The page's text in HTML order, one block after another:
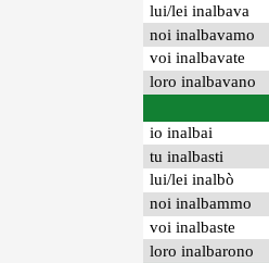
lui/lei inalbava
noi inalbavamo
voi inalbavate
loro inalbavano
io inalbai
tu inalbasti
lui/lei inalbò
noi inalbammo
voi inalbaste
loro inalbarono